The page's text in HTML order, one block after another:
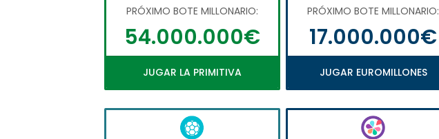
PRÓXIMO BOTE MILLONARIO:
54.000.000€
JUGAR LA PRIMITIVA
PRÓXIMO BOTE MILLONARIO:
17.000.000€
JUGAR EUROMILLONES